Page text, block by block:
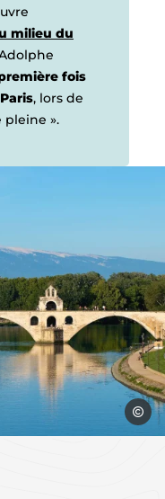
milieu du
fois
, lors de
pleine ».
Sylvie